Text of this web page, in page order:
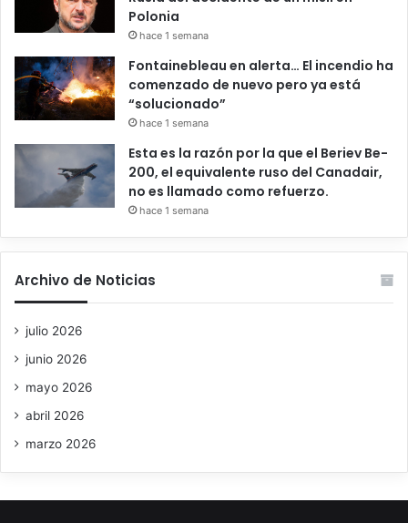
Polonia
hace 1 semana
Fontainebleau en alerta… El incendio ha
comenzado de nuevo pero ya está
“solucionado”
hace 1 semana
Esta es la razón por la que el Beriev Be-
200, el equivalente ruso del Canadair,
no es llamado como refuerzo.
hace 1 semana
Archivo de Noticias
julio 2026
junio 2026
mayo 2026
abril 2026
marzo 2026